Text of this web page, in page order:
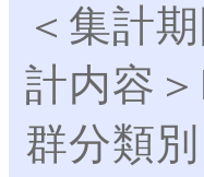
＜集計
計内容
群分類